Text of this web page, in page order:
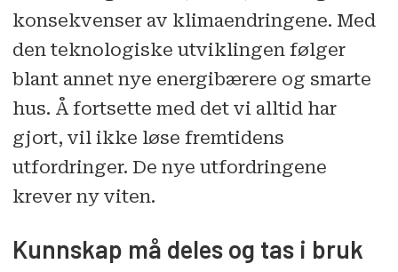
konsekvenser av klimaendringene. Med
den teknologiske utviklingen følger
blant annet nye energibærere og smarte
hus. Å fortsette med det vi alltid har
gjort, vil ikke løse fremtidens
utfordringer. De nye utfordringene
krever ny viten.
Kunnskap må deles og tas i bruk